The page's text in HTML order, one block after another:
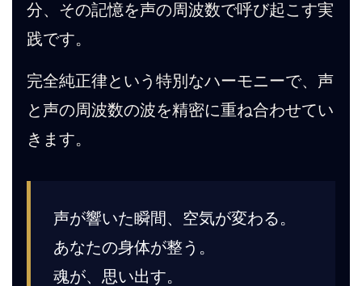
分、その記憶を声の周波数で呼び起こす実
践です。
完全純正律という特別なハーモニーで、声
と声の周波数の波を精密に重ね合わせてい
きます。
声が響いた瞬間、空気が変わる。
あなたの身体が整う。
魂が、思い出す。